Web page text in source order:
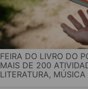
FEIRA DO LIVRO DO
MAIS DE 200
LITERATURA,